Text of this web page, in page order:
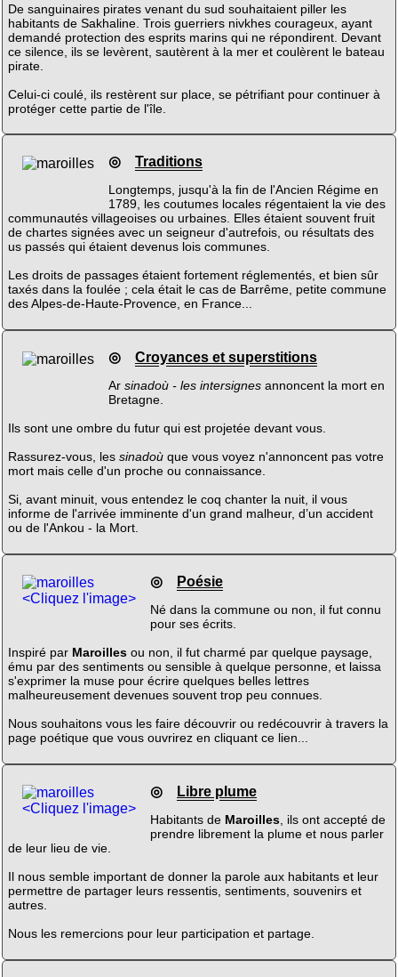
De sanguinaires pirates venant du sud souhaitaient piller les
habitants de Sakhaline. Trois guerriers nivkhes courageux, ayant
demandé protection des esprits marins qui ne répondirent. Devant
ce silence, ils se levèrent, sautèrent à la mer et coulèrent le bateau
pirate.
Celui-ci coulé, ils restèrent sur place, se pétrifiant pour continuer à
protéger cette partie de l'île.
◎ Traditions
Longtemps, jusqu'à la fin de l'Ancien Régime en
1789, les coutumes locales régentaient la vie des
communautés villageoises ou urbaines. Elles étaient souvent fruit
de chartes signées avec un seigneur d'autrefois, ou résultats des
us passés qui étaient devenus lois communes.
Les droits de passages étaient fortement réglementés, et bien sûr
taxés dans la foulée ; cela était le cas de Barrême, petite commune
des Alpes-de-Haute-Provence, en France...
◎ Croyances et superstitions
Ar sinadoù - les intersignesannoncent la mort en
Bretagne.
Ils sont une ombre du futur qui est projetée devant vous.
Rassurez-vous, les sinadoùque vous voyez n'annoncent pas votre
mort mais celle d'un proche ou connaissance.
Si, avant minuit, vous entendez le coq chanter la nuit, il vous
informe de l'arrivée imminente d'un grand malheur, d’un accident
ou de l'Ankou - la Mort.
<Cliquez l'image>
◎ Poésie
Né dans la commune ou non, il fut connu
pour ses écrits.
Inspiré par Maroillesou non, il fut charmé par quelque paysage,
ému par des sentiments ou sensible à quelque personne, et laissa
s'exprimer la muse pour écrire quelques belles lettres
malheureusement devenues souvent trop peu connues.
Nous souhaitons vous les faire découvrir ou redécouvrir à travers la
page poétique que vous ouvrirez en cliquant ce lien...
<Cliquez l'image>
◎ Libre plume
Habitants de Maroilles, ils ont accepté de
prendre librement la plume et nous parler
de leur lieu de vie.
Il nous semble important de donner la parole aux habitants et leur
permettre de partager leurs ressentis, sentiments, souvenirs et
autres.
Nous les remercions pour leur participation et partage.